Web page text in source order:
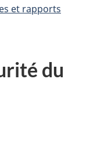
et rapports
du